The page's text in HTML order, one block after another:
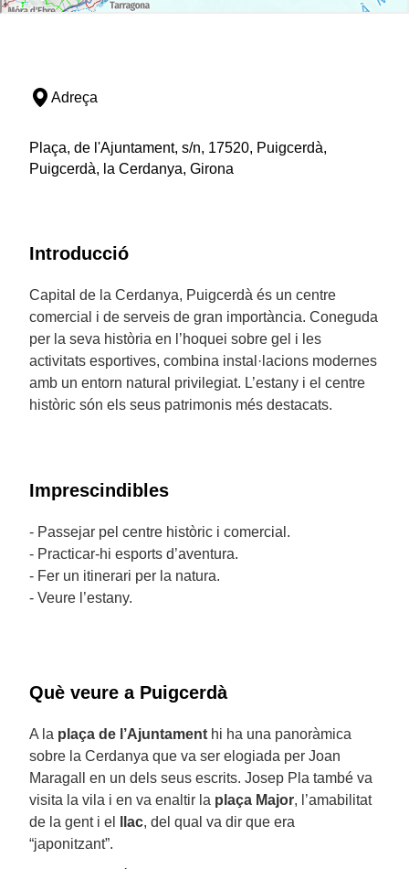
Adreça
Plaça, de l'Ajuntament, s/n, 17520, Puigcerdà,
Puigcerdà, la Cerdanya, Girona
Introducció
Capital de la Cerdanya, Puigcerdà és un centre
comercial i de serveis de gran importància. Coneguda
per la seva història en l’hoquei sobre gel i les
activitats esportives, combina instal·lacions modernes
amb un entorn natural privilegiat. L’estany i el centre
històric són els seus patrimonis més destacats.
Imprescindibles
- Passejar pel centre històric i comercial.
- Practicar-hi esports d’aventura.
- Fer un itinerari per la natura.
- Veure l’estany.
Què veure a Puigcerdà
A la plaça de l’Ajuntament hi ha una panoràmica
sobre la Cerdanya que va ser elogiada per Joan
Maragall en un dels seus escrits. Josep Pla també va
visita la vila i en va enaltir la plaça Major, l’amabilitat
de la gent i el
llac, del qual va dir que era
“japonitzant”.